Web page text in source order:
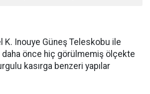
K. Inouye Güneş Teleskobu ile
daha önce hiç görülmemiş ölçekte
kasırga benzeri yapılar